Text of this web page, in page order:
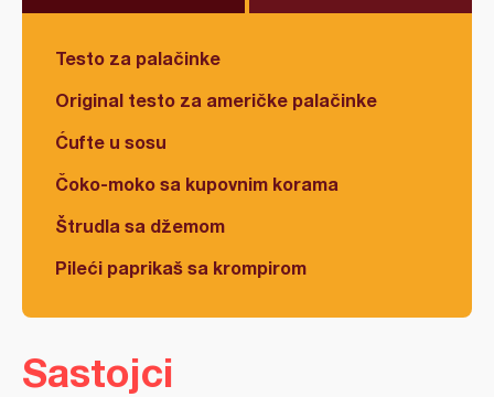
Testo za palačinke
Original testo za američke palačinke
Ćufte u sosu
Čoko-moko sa kupovnim korama
Štrudla sa džemom
Pileći paprikaš sa krompirom
Sastojci